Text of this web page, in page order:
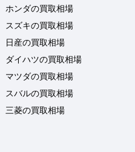
ホンダの買取相場
スズキの買取相場
日産の買取相場
ダイハツの買取相場
マツダの買取相場
スバルの買取相場
三菱の買取相場